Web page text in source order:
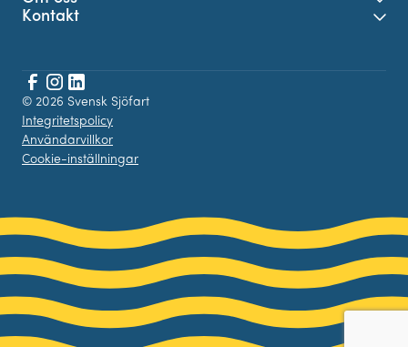
Kontakt
© 2026 Svensk Sjöfart
Integritetspolicy
Användarvillkor
Cookie-inställningar
Facebook
Instagram
LinkedIn